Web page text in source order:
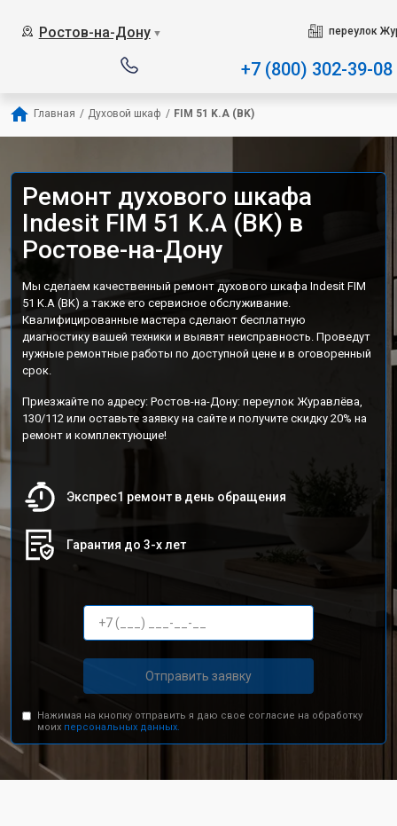
Ростов-на-Дону ▼ переулок
+7 (800) 302-39-08
Главная / Духовой шкаф / FIM 51 K.A (BK)
Ремонт духового шкафа
Indesit FIM 51 K.A (BK) в
Ростове-на-Дону
Мы сделаем качественный ремонт духового шкафа Indesit FIM
51 K.A (BK) а также его сервисное обслуживание.
Квалифицированные мастера сделают бесплатную
диагностику вашей техники и выявят неисправность. Проведут
нужные ремонтные работы по доступной цене и в оговоренный
срок.
Приезжайте по адресу: Ростов-на-Дону: переулок Журавлёва,
130/112 или оставьте заявку на сайте и получите скидку 20% на
ремонт и комплектующие!
Экспрес1 ремонт в день обращения
Гарантия до 3-х лет
Отправить заявку
Нажимая на кнопку отправить я даю свое согласие на обработку
моих персональных данных.